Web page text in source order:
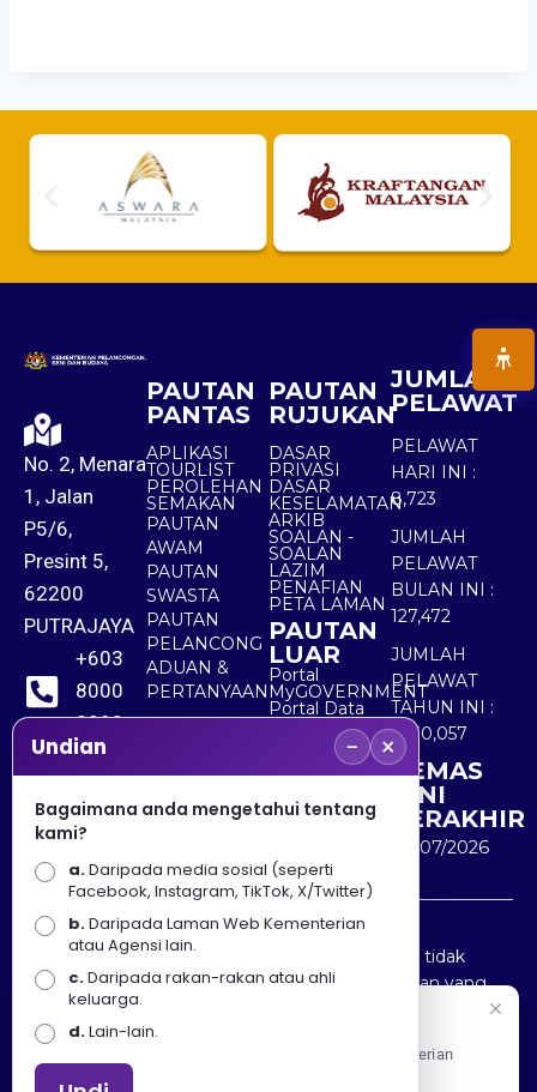
No. 2, Menara
1, Jalan
P5/6,
Presint 5,
62200
PUTRAJAYA
+603
8000
8000
+603
8891
7100
PAUTAN
PANTAS
APLIKASI
TOURLIST
PEROLEHAN
SEMAKAN
PAUTAN
AWAM
PAUTAN
SWASTA
PAUTAN
PELANCONG
ADUAN &
PERTANYAAN
PAUTAN
RUJUKAN
DASAR
PRIVASI
DASAR
KESELAMATAN
ARKIB
SOALAN -
SOALAN
LAZIM
PENAFIAN
PETA LAMAN
PAUTAN
LUAR
Portal
MyGOVERNMENT
Portal Data
Terbuka
Sektor Awam
JUMLAH
PELAWAT
PELAWAT
HARI INI :
8,723
JUMLAH
PELAWAT
BULAN INI :
127,472
JUMLAH
PELAWAT
TAHUN INI :
5,530,057
KEMAS
KINI
TERAKHIR
30/07/2026
Penafian : Kerajaan Malaysia dan Kementerian
Pelancongan Seni dan Budaya (MOTAC) adalah tidak
bertanggungjawab atas kehilangan atau kerugian yang
disebabkan oleh penggunaan mana-mana maklumat
yang diperolehi dari portal ini.
Undian − ×
Bagaimana anda mengetahui tentang
kami?
a.Daripada media sosial (seperti
Facebook, Instagram, TikTok, X/Twitter)
b.Daripada Laman Web Kementerian
atau Agensi lain.
c.Daripada rakan-rakan atau ahli
keluarga.
d.Lain-lain.
Apa Khabar! Selamat datang ke Portal Rasmi Kementerian
Pelancongan, Seni dan Budaya